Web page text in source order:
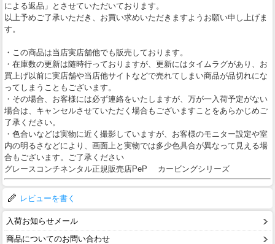
による返品」とさせていただいております。
以上予めご了承いただき、お買い求めいただきますようお願い申し上げま
す。
・この商品は当店実店舗他でも販売しております。
・在庫数の更新は随時行っておりますが、更新にはタイムラグがあり、お
買上げ以前に実店舗や当店他サイトなどで売れてしまい商品が品切れにな
ってしまうこともございます。
・その場合、お客様には必ず連絡をいたしますが、万が一入荷予定がない
場合は、キャンセルさせていただく場合もございますことをあらかじめご
了承ください。
・色合いなどは実物に近く撮影していますが、お客様のモニター設定や室
内の明るさなどにより、画面上と実物では多少色具合が異なって見える場
合もございます。ご了承ください
グレースコンチネンタル正規販売店PeP カービングシリーズ
レビューを書く
入荷お知らせメール
商品についてのお問い合わせ